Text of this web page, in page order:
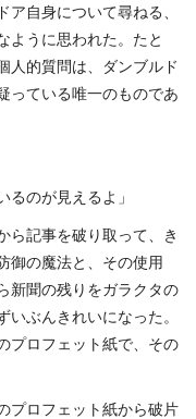
自身について尋ねる、
ように思われた。たと
人的質問は、ダンブルド
っている唯一のものであ
のが見えるよ」
ら記事を破り取って、き
御の魔法と、その使用
新聞の残りをガラクタの
ぶんきれいになった。
プロフェット紙で、その
プロフェット紙から破片